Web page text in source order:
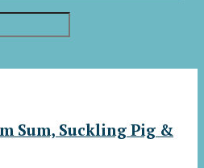
Sum, Suckling Pig &